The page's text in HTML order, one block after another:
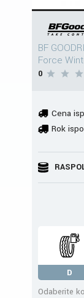
BF
Force
0
Cena
Rok
D
Odaberite